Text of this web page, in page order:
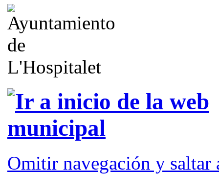
Omitir navegación y